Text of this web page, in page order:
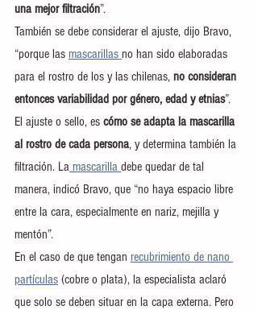
una mejor filtración”.
También se debe considerar el ajuste, dijo Bravo,
“porque las mascarillas no han sido elaboradas
para el rostro de los y las chilenas, no consideran
entonces variabilidad por género, edad y etnias”.
El ajuste o sello, es cómo se adapta la mascarilla
al rostro de cada persona, y determina también la
filtración. La mascarilla debe quedar de tal
manera, indicó Bravo, que “no haya espacio libre
entre la cara, especialmente en nariz, mejilla y
mentón”.
En el caso de que tengan recubrimiento de nano
partículas (cobre o plata), la especialista aclaró
que solo se deben situar en la capa externa. Pero